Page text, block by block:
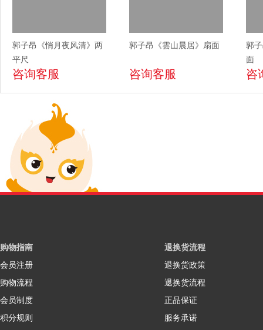
郭子昂《悄月夜风清》两
平尺
咨询客服
郭子昂《雲山晨居》扇面
咨询客服
郭
面
咨
购物指南
会员注册
购物流程
会员制度
积分规则
退换货流程
退换货政策
退换货流程
正品保证
服务承诺